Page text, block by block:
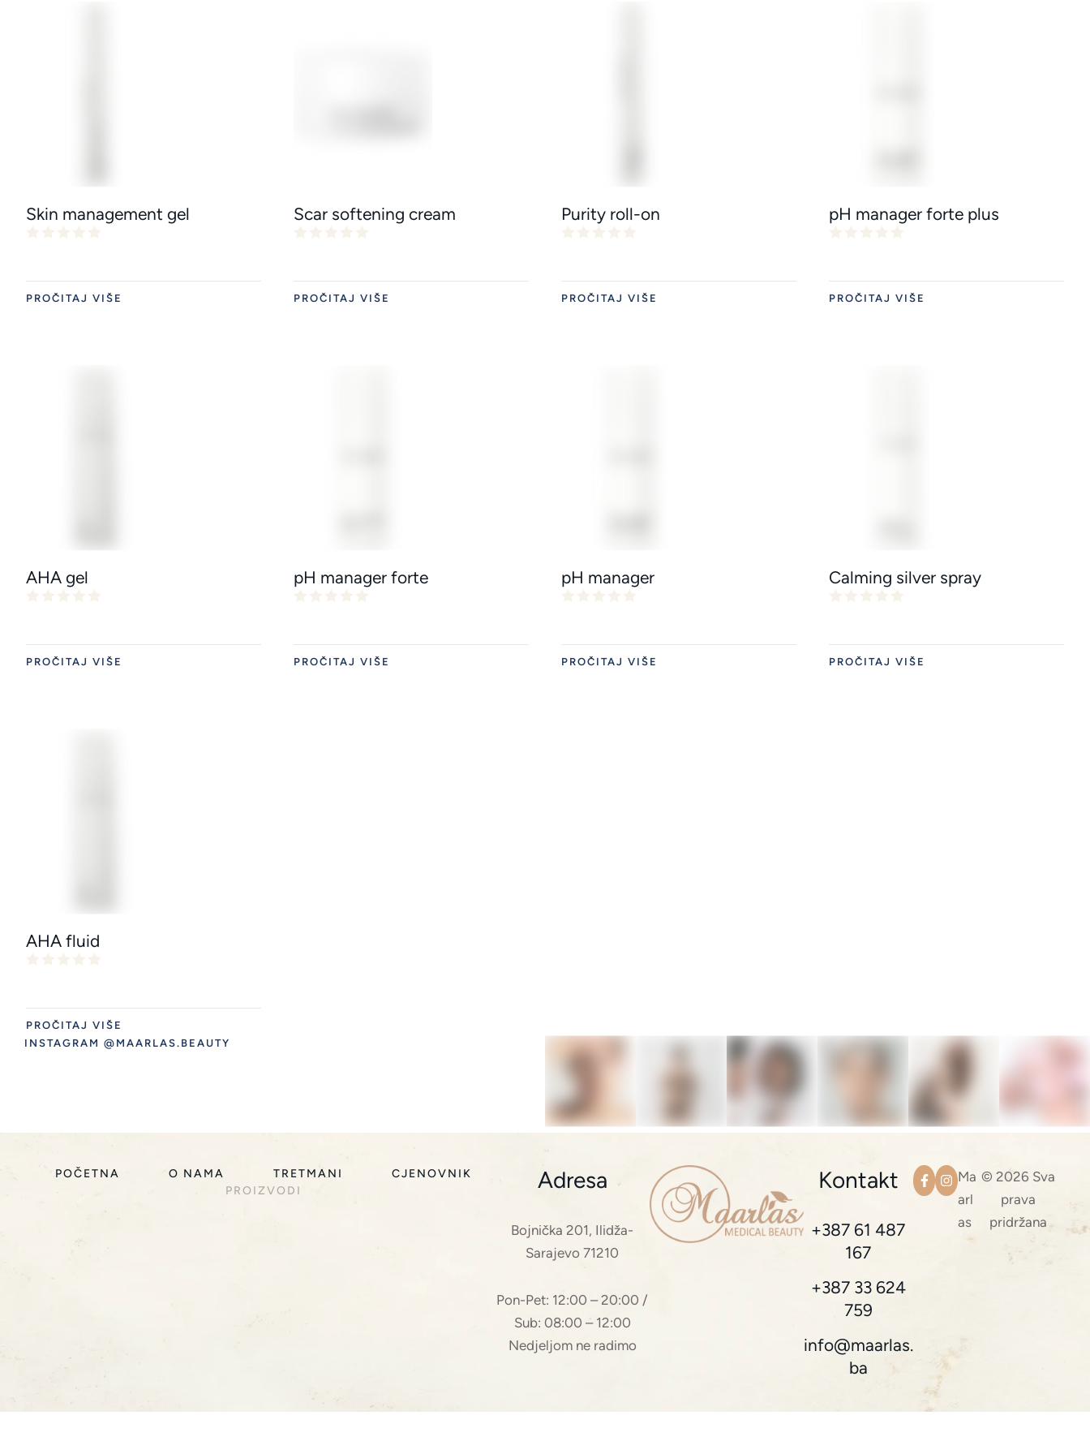
Skin management gel
PROČITAJ VIŠE
Scar softening cream
PROČITAJ VIŠE
Purity roll-on
PROČITAJ VIŠE
pH manager forte plus
PROČITAJ VIŠE
AHA gel
PROČITAJ VIŠE
pH manager forte
PROČITAJ VIŠE
pH manager
PROČITAJ VIŠE
Calming silver spray
PROČITAJ VIŠE
AHA fluid
PROČITAJ VIŠE
INSTAGRAM @MAARLAS.BEAUTY
POČETNA O NAMA TRETMANI
CJENOVNIK
PROIZVODI
Adresa
Bojnička 201, Ilidža-
Sarajevo 71210
Pon-Pet: 12:00 – 20:00 /
Sub: 08:00 – 12:00
Nedjeljom ne radimo
Kontakt
+387 61 487
167
+387 33 624
759
info@maarlas.
ba
Ma
arl
as
© 2026 Sva
prava
pridržana